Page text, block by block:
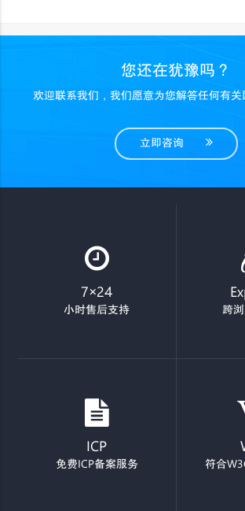
您还在犹豫吗？
欢迎联系我们，我们愿意为您解答任何有关
立即咨询
7×24
小时售后支持 跨
ICP
免费ICP备案服务 符合